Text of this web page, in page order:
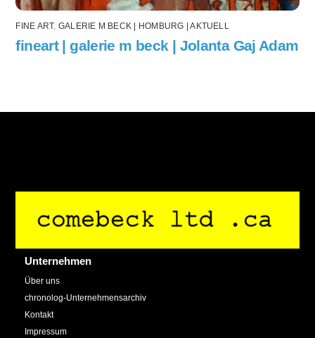
FINE ART, GALERIE M BECK | HOMBURG | AKTUELL
fineart | galerie m beck | Jolanta Gaj Adam
Back
Unternehmen
Über uns
chronolog-Unternehmensarchiv
Kontakt
Impressum